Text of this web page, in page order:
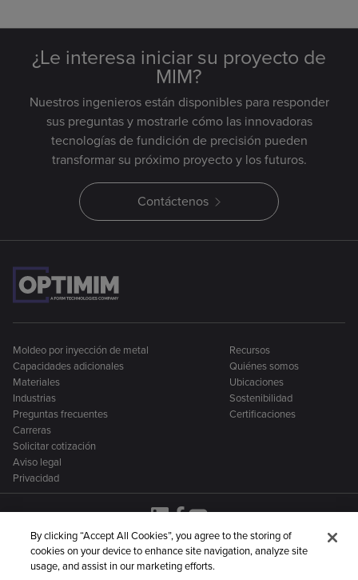
¿Le interesa iniciar su proyecto de
MIM?
Nuestros ingenieros están disponibles para responder
sus preguntas y mostrarle cómo las innovadoras
tecnologías de fundición de precisión pueden
transformar su próximo proyecto y los futuros.
Contáctenos
Moldeo por inyección de metal
Capacidades adicionales
Materiales
Industrias
Preguntas frecuentes
Recursos
Quiénes somos
Ubicaciones
Sostenibilidad
Certificaciones
Carreras
Solicitar cotización
Aviso legal
Privacidad
OptiMIM forma parte de una familia más amplia de
By clicking “Accept All Cookies”, you agree to the storing of
cookies on your device to enhance site navigation, analyze site
usage, and assist in our marketing efforts.